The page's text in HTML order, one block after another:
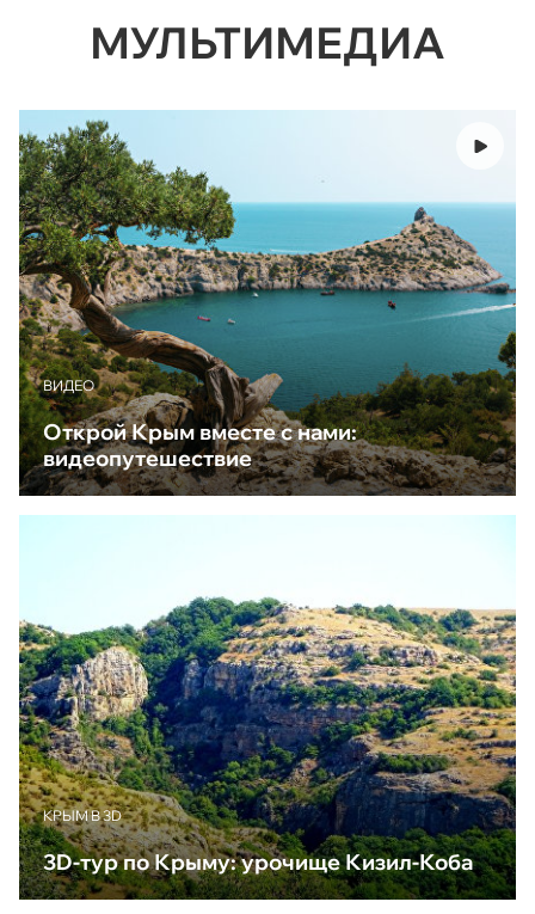
МУЛЬТИМЕДИА
ВИДЕО
Открой Крым вместе с нами:
видеопутешествие
КРЫМ В 3D
3D-тур по Крыму: урочище Кизил-Коба